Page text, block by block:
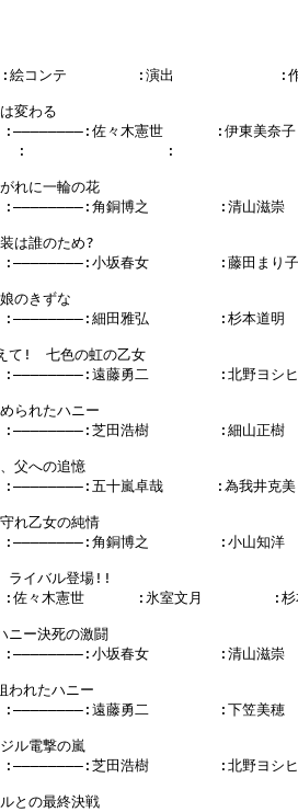
コンテ        :演出            :作
変わる
佐々木憲世      :伊東美奈子
:                :
れに一輪の花
角銅博之        :清山滋崇
は誰のため?
小坂春女        :藤田まり子
のきずな
細田雅弘        :杉本道明
!　七色の虹の乙女
遠藤勇二        :北野ヨシヒ
られたハニー
芝田浩樹        :細山正樹
父への追憶
五十嵐卓哉      :為我井克美
れ乙女の純情
角銅博之        :小山知洋
ライバル登場!!
々木憲世      :氷室文月        :杉
ー決死の激闘
小坂春女        :清山滋崇
れたハニー
遠藤勇二        :下笠美穂
ル電撃の嵐
芝田浩樹        :北野ヨシヒ
との最終決戦